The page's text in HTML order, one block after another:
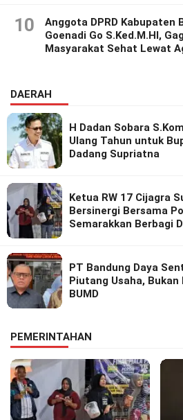
10
Anggota DPRD Kabupaten
Goenadi Go S.Ked.M.HI,
Masyarakat Sehat Lewat
DAERAH
H Dadan Sobara
Ulang Tahun untuk
Dadang Supriatna
Ketua RW 17 Cijagra
Bersinergi Bersama
Semarakkan Berbagi
PT Bandung Daya
Piutang Usaha, Bukan
BUMD
PEMERINTAHAN